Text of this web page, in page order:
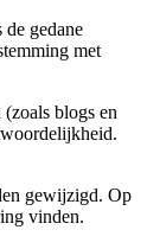
gedane
met
blogs en
gewijzigd. Op
vinden.